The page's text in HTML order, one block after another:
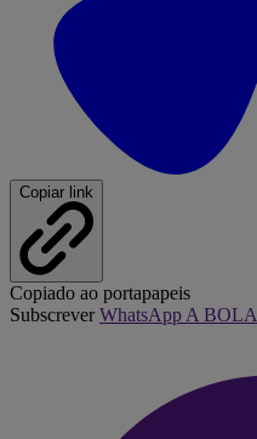
Copiar link
Copiado ao portapapeis
SubscreverWhatsApp A BOLA